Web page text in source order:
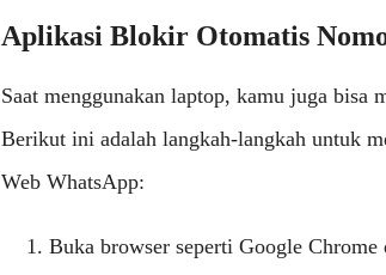
Aplikasi Blokir Otomatis
Saat menggunakan laptop, kamu juga
Berikut ini adalah langkah-langkah untuk
Web WhatsApp:
Buka browser seperti Google